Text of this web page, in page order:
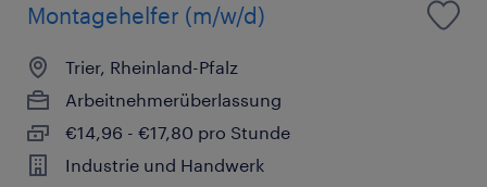
Montagehelfer (m/w/d)
Trier, Rheinland-Pfalz
Arbeitnehmerüberlassung
€14,96 - €17,80 pro Stunde
Industrie und Handwerk